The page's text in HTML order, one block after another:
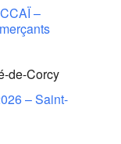
–
de-Corcy
– Saint-